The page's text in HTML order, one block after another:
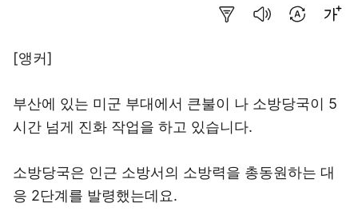
[앵커]
부산에 있는 미군 부대에서 큰불이 나 소방당국이 5
시간 넘게 진화 작업을 하고 있습니다.
소방당국은 인근 소방서의 소방력을 총동원하는 대
응 2단계를 발령했는데요.